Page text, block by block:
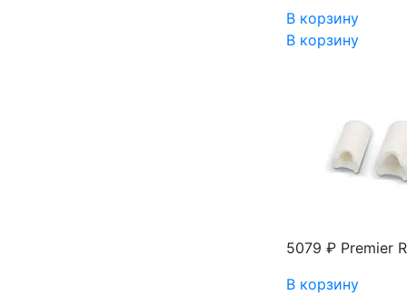
В корзину
В корзину
5079 ₽ Premier
В корзину